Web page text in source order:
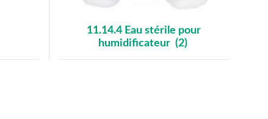
11.14.4 Eau stérile pour
humidificateur (2)